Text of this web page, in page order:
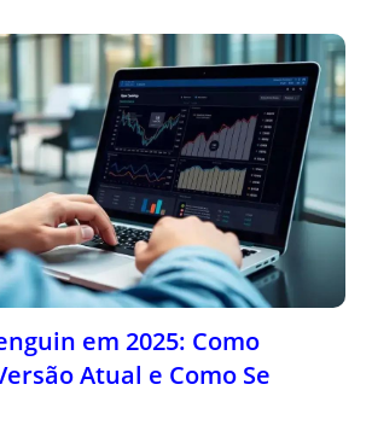
em 2025: Como
Atual e Como Se